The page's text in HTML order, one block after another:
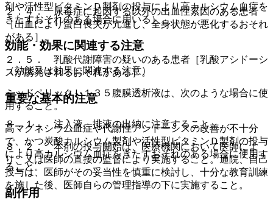
２．４． 尿毒症に起因する以外の出血性素因のある患者
［出血により蛋白喪失が亢進し、全身状態が悪化するおそれ
がある］。
２．５． 乳酸代謝障害の疑いのある患者［乳酸アシドーシ
スが誘発されるおそれがある］。
重要な基本的注意
８．１． 注入液、排液の出納に注意すること。
８．２． 本剤の投与開始は、医療機関において医師によ
り、又は医師の直接の監督により実施すること。通院、自己
投与は、医師がその妥当性を慎重に検討し、十分な教育訓練
を施した後、医師自らの管理指導の下に実施すること。
剤や活性型ビタミンＤ製剤の投与により高カルシウム血症を
きたすおそれのある場合に用いる）。
効能・効果に関連する注意
（効能又は効果に関連する注意）
ミッドペリックＬ１３５腹膜透析液は、次のような場合に使
用すること。
高マグネシウム血症や代謝性アシドーシスの改善が不十分
で、かつ炭酸カルシウム製剤や活性型ビタミンＤ製剤の投与
により高カルシウム血症をきたすおそれのある場合に使用す
ること。
副作用